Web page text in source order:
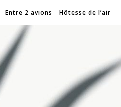
Entre 2 avions Hôtesse de l’air